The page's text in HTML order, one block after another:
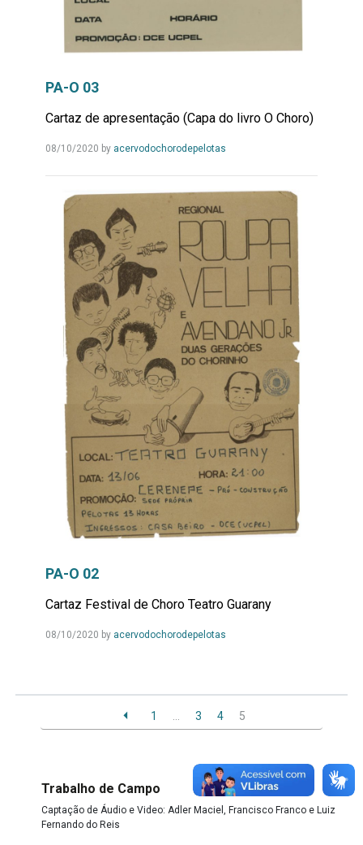
PA-O 03
Cartaz de apresentação (Capa do livro O Choro)
08/10/2020 by acervodochorodepelotasLeia
PA-O 02
Cartaz Festival de Choro Teatro Guarany
08/10/2020 by acervodochorodepelotasLeia
1 3 4 5
Trabalho de Campo
Captação de Áudio e Video: Adler Maciel, Francisco Franco e Luiz
Fernando do Reis